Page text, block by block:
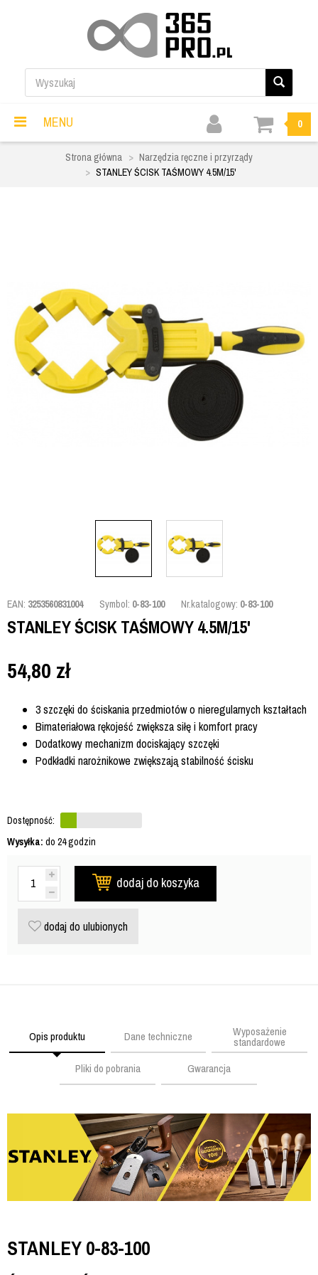
MENU 0
Strona główna
Narzędzia ręczne i przyrządy
STANLEY ŚCISK TAŚMOWY 4.5M/15'
EAN: 3253560831004 Symbol: 0-83-100 Nr.katalogowy: 0-83-100
STANLEY ŚCISK TAŚMOWY 4.5M/15'
54,80 zł
3 szczęki do ściskania przedmiotów o nieregularnych kształtach
Bimateriałowa rękojeść zwiększa siłę i komfort pracy
Dodatkowy mechanizm dociskający szczęki
Podkładki narożnikowe zwiększają stabilność ścisku
Dostępność:
Wysyłka: do 24 godzin
dodaj do koszyka
dodaj do ulubionych
Opis produktu Dane techniczne Wyposażenie
standardowe
Pliki do pobrania
Gwarancja
STANLEY 0-83-100